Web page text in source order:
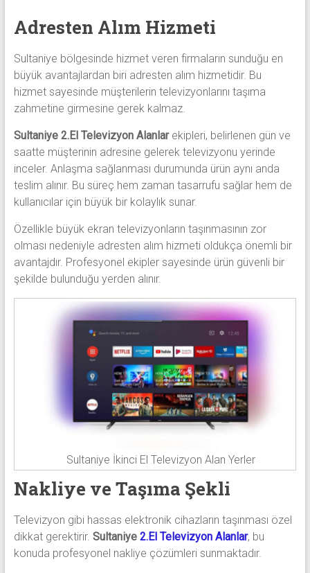
Adresten Alım Hizmeti
Sultaniye bölgesinde hizmet veren firmaların sunduğu en
büyük avantajlardan biri adresten alım hizmetidir. Bu
hizmet sayesinde müşterilerin televizyonlarını taşıma
zahmetine girmesine gerek kalmaz.
Sultaniye 2.El Televizyon Alanlarekipleri, belirlenen gün ve
saatte müşterinin adresine gelerek televizyonu yerinde
inceler. Anlaşma sağlanması durumunda ürün aynı anda
teslim alınır. Bu süreç hem zaman tasarrufu sağlar hem de
kullanıcılar için büyük bir kolaylık sunar.
Özellikle büyük ekran televizyonların taşınmasının zor
olması nedeniyle adresten alım hizmeti oldukça önemli bir
avantajdır. Profesyonel ekipler sayesinde ürün güvenli bir
şekilde bulunduğu yerden alınır.
Sultaniye İkinci El Televizyon Alan Yerler
Nakliye ve Taşıma Şekli
Televizyon gibi hassas elektronik cihazların taşınması özel
dikkat gerektirir. Sultaniye 2.El Televizyon Alanlar, bu
konuda profesyonel nakliye çözümleri sunmaktadır.